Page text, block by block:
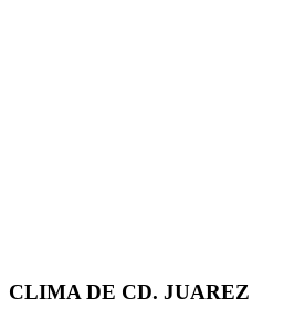
CLIMA DE CD. JUAREZ